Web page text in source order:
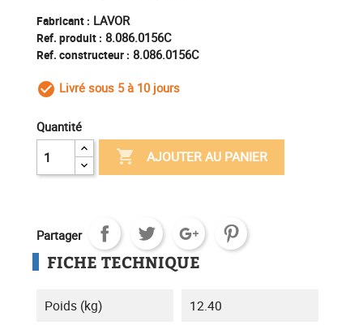
Fabricant : LAVOR
Ref. produit : 8.086.0156C
Ref. constructeur : 8.086.0156C
check_circle_outline
Livré sous 5 à 10 jours
Quantité
 AJOUTER AU PANIER
Partager
FICHE TECHNIQUE
Poids (kg) 12.40